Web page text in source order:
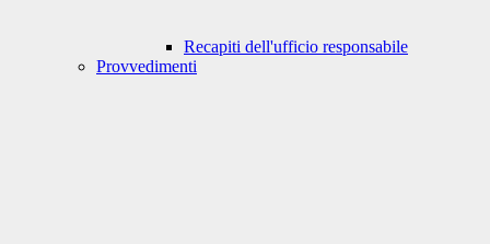
Recapiti dell'ufficio responsabile
Provvedimenti